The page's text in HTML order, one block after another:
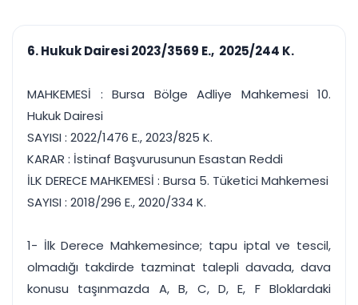
Duruşma ve görev
takvimi
Bildirim
Süreleri asla kaçırmayın
takibi
rapor
Tek panelde uçtan uca yönetim
UYAP & UETS entegrasyonundan finansa, hepsi bir arada.
Tüm özellikleri inceleyin Ücretsiz Başlayın
6. Hukuk Dairesi 2023/3569 E., 2025/244 K.
MAHKEMESİ : Bursa Bölge Adliye Mahkemesi 10.
Hukuk Dairesi
SAYISI : 2022/1476 E., 2023/825 K.
KARAR : İstinaf Başvurusunun Esastan Reddi
İLK DERECE MAHKEMESİ : Bursa 5. Tüketici Mahkemesi
SAYISI : 2018/296 E., 2020/334 K.
1- İlk Derece Mahkemesince; tapu iptal ve tescil,
olmadığı takdirde tazminat talepli davada, dava
konusu taşınmazda A, B, C, D, E, F Bloklardaki